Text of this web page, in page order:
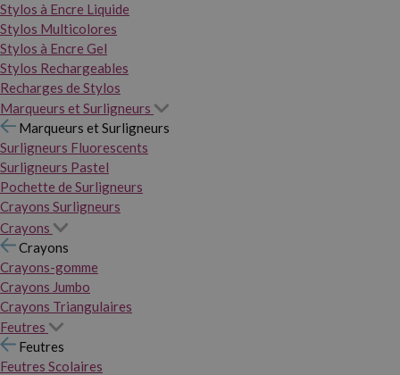
Stylos à Encre Liquide
Stylos Multicolores
Stylos à Encre Gel
Stylos Rechargeables
Recharges de Stylos
Marqueurs et Surligneurs
Marqueurs et Surligneurs
Surligneurs Fluorescents
Surligneurs Pastel
Pochette de Surligneurs
Crayons Surligneurs
Crayons
Crayons
Crayons-gomme
Crayons Jumbo
Crayons Triangulaires
Feutres
Feutres
Feutres Scolaires